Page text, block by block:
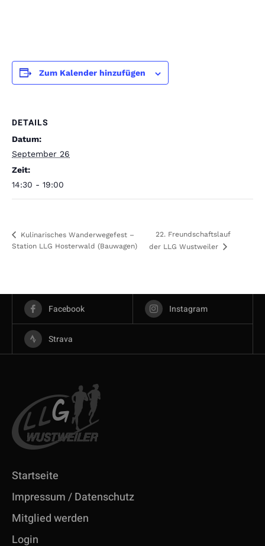
Zum Kalender hinzufügen
DETAILS
Datum:
September 26
Zeit:
14:30 - 19:00
Kulinarisches Wanderwegefest –
Station LLG Hosterwald (Bauwagen)
22. Freundschaftslauf
der LLG Wustweiler
Facebook Instagram
Strava
Startseite
Impressum / Datenschutz
Mitglied werden
Login